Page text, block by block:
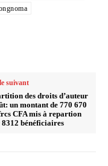
suivant
des droits d’auteur
un montant de 770 670
CFA mis à repartion
bénéficiaires